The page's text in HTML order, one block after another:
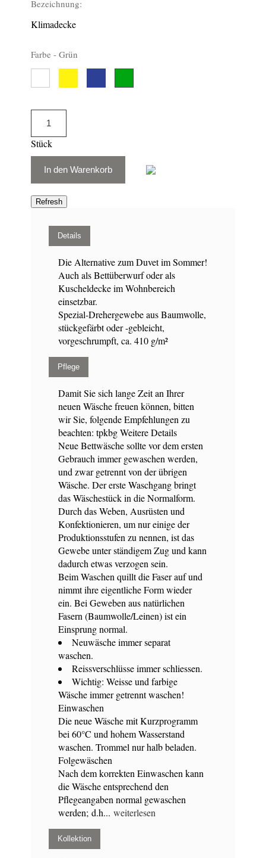
Bezeichnung:
Klimadecke
Farbe -Grün
Stück
In den Warenkorb
Details
Die Alternative zum Duvet im Sommer!
Auch als Bettüberwurf oder als
Kuscheldecke im Wohnbereich
einsetzbar.
Spezial-Drehergewebe aus Baumwolle,
stückgefärbt oder -gebleicht,
vorgeschrumpft, ca. 410 g/m²
Pflege
Damit Sie sich lange Zeit an Ihrer
neuen Wäsche freuen können, bitten
wir Sie, folgende Empfehlungen zu
beachten:tpkbg Weitere Details
Neue Bettwäsche sollte vor dem ersten
Gebrauch immer gewaschen werden,
und zwar getrennt von der übrigen
Wäsche. Der erste Waschgang bringt
das Wäschestück in die Normalform.
Durch das Weben, Ausrüsten und
Konfektionieren, um nur einige der
Produktionsstufen zu nennen, ist das
Gewebe unter ständigem Zug und kann
dadurch etwas verzogen sein.
Beim Waschen quillt die Faser auf und
nimmt ihre eigentliche Form wieder
ein. Bei Geweben aus natürlichen
Fasern (Baumwolle/Leinen) ist ein
Einsprung normal.
Neuwäsche immer separat
waschen.
Reissverschlüsse immer schliessen.
Wichtig: Weisse und farbige
Wäsche immer getrennt waschen!
Einwaschen
Die neue Wäsche mit Kurzprogramm
bei 60°C und hohem Wasserstand
waschen. Trommel nur halb beladen.
Folgewäschen
Nach dem korrekten Einwaschen kann
die Wäsche entsprechend den
Pflegeangaben normal gewaschen
werden; d.h...weiterlesen
Kollektion